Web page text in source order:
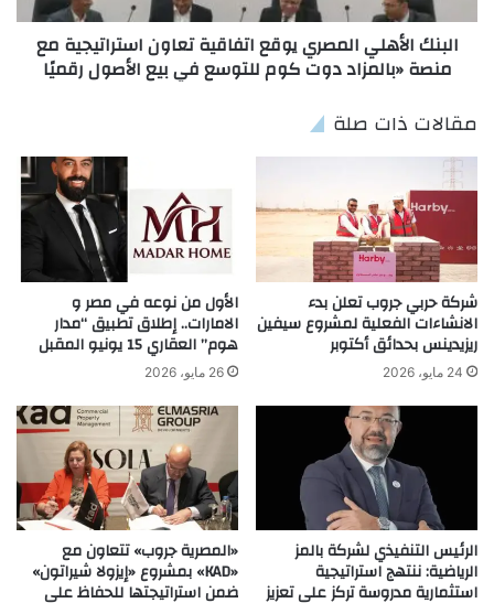
البنك الأهلي المصري يوقع اتفاقية تعاون استراتيجية مع
منصة «بالمزاد دوت كوم للتوسع في بيع الأصول رقميًا
مقالات ذات صلة
شركة حربي جروب تعلن بدء
الانشاءات الفعلية لمشروع سيفين
ريزيدينس بحدائق أكتوبر
24 مايو، 2026
الأول من نوعه في مصر و
الامارات.. إطلاق تطبيق “مدار
هوم” العقاري 15 يونيو المقبل
26 مايو، 2026
الرئيس التنفيذي لشركة بالمز
الرياضية: ننتهج استراتيجية
استثمارية مدروسة تركز على تعزيز
«المصرية جروب» تتعاون مع
«KAD» بمشروع «إيزولا شيراتون»
ضمن استراتيجتها للحفاظ على